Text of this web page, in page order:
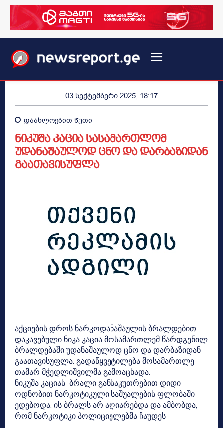
03 სექტემბერი 2025, 18:17
დაახლოებით წუთი
ნიკუშა კაცია სასამართლომ
უდანაშაულოდ ცნო და დარბაზიდან
გაათავისუფლა
აქციების დროს ნარკოდანაშაულის ბრალდებით
დაკავებული ნიკა კაცია მოსამართლემ წარდგენილ
ბრალდებაში უდანაშაულოდ ცნო და დარბაზიდან
გაათავისუფლა. გადაწყვეტილება მოსამართლე
თამარ მჭედლიშვილმა გამოაცხადა.
ნიკუშა კაციას ბრალი განსაკუთრებით დიდი
ოდნობით ნარკოტიკული საშუალების ფლობაში
ედებოდა. ის ბრალს არ აღიარებდა და ამბობდა,
რომ ნარკოტიკი პოლიციელებმა ჩაუდეს